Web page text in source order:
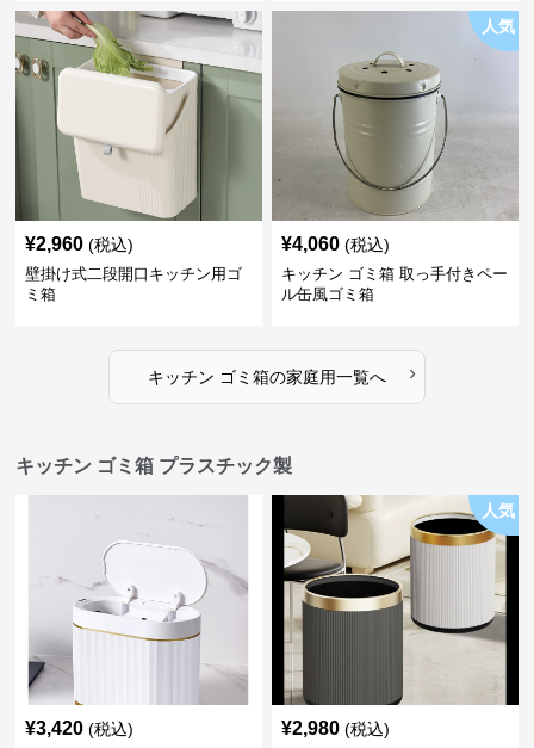
¥2,960 (税込)
壁掛け式二段開口キッチン用ゴ
ミ箱
人気
¥4,060 (税込)
キッチン ゴミ箱 取っ手付きペー
ル缶風ゴミ箱
キッチン ゴミ箱の家庭用一覧へ ›
キッチン ゴミ箱 プラスチック製
¥3,420 (税込)
人気
¥2,980 (税込)